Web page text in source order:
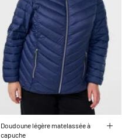
Doudoune légère matelassée à
capuche